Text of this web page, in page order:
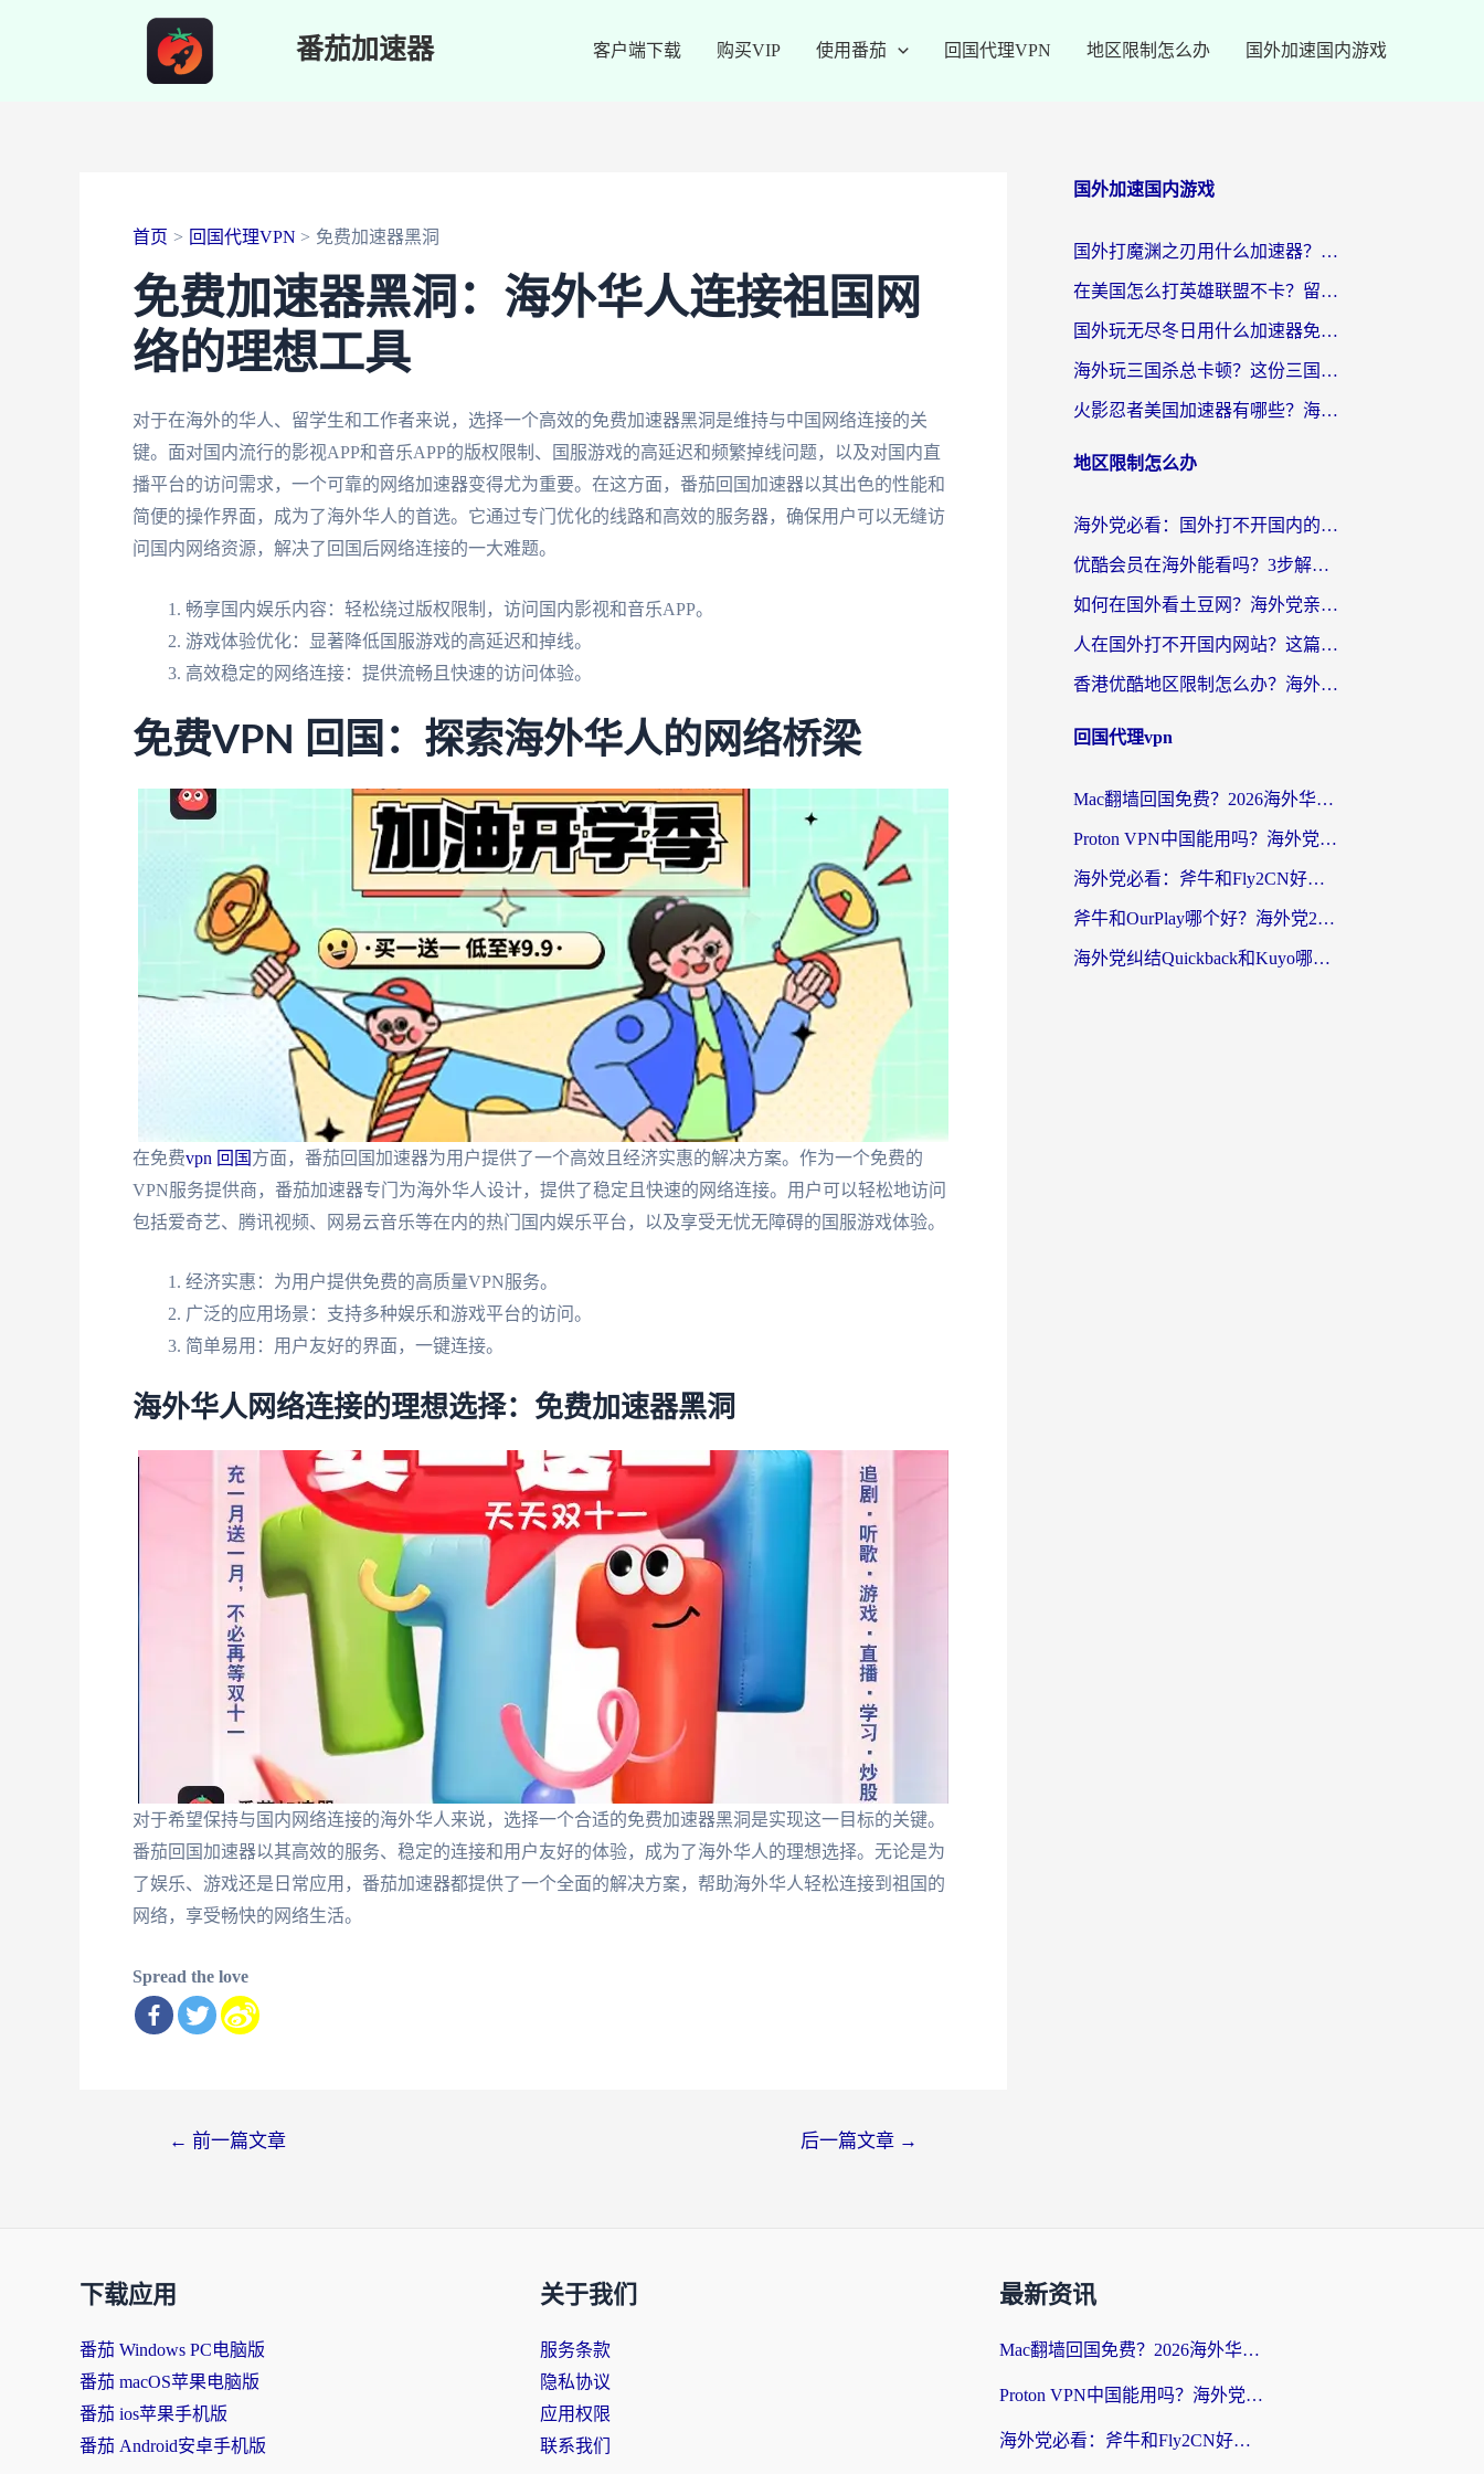
番茄加速器 客户端下载 购买VIP 使用番茄 回国代理VPN 地区限制怎么办 国外加速国内游戏
首页 回国代理VPN 免费加速器黑洞
免费加速器黑洞：海外华人连接祖国网
络的理想工具
对于在海外的华人、留学生和工作者来说，选择一个高效的免费加速器黑洞是维持与中国网络连接的关
键。面对国内流行的影视APP和音乐APP的版权限制、国服游戏的高延迟和频繁掉线问题，以及对国内直
播平台的访问需求，一个可靠的网络加速器变得尤为重要。在这方面，番茄回国加速器以其出色的性能和
简便的操作界面，成为了海外华人的首选。它通过专门优化的线路和高效的服务器，确保用户可以无缝访
问国内网络资源，解决了回国后网络连接的一大难题。
畅享国内娱乐内容：轻松绕过版权限制，访问国内影视和音乐APP。
游戏体验优化：显著降低国服游戏的高延迟和掉线。
高效稳定的网络连接：提供流畅且快速的访问体验。
免费VPN 回国：探索海外华人的网络桥梁
在免费vpn 回国 方面，番茄回国加速器为用户提供了一个高效且经济实惠的解决方案。作为一个免费的
VPN服务提供商，番茄加速器专门为海外华人设计，提供了稳定且快速的网络连接。用户可以轻松地访问
包括爱奇艺、腾讯视频、网易云音乐等在内的热门国内娱乐平台，以及享受无忧无障碍的国服游戏体验。
经济实惠：为用户提供免费的高质量VPN服务。
广泛的应用场景：支持多种娱乐和游戏平台的访问。
简单易用：用户友好的界面，一键连接。
海外华人网络连接的理想选择：免费加速器黑洞
对于希望保持与国内网络连接的海外华人来说，选择一个合适的免费加速器黑洞是实现这一目标的关键。
番茄回国加速器以其高效的服务、稳定的连接和用户友好的体验，成为了海外华人的理想选择。无论是为
了娱乐、游戏还是日常应用，番茄加速器都提供了一个全面的解决方案，帮助海外华人轻松连接到祖国的
网络，享受畅快的网络生活。
Spread the love
← 前一篇文章 后一篇文章 →
国外加速国内游戏
国外打魔渊之刃用什么加速器？2026海外玩家国服游戏加速全攻略（附闪耀暖暖&复苏的魔女避坑指南）
在美国怎么打英雄联盟不卡？留学生亲测的国服游戏加速全攻略
国外玩无尽冬日用什么加速器免费？海外党国服游戏加速避坑指南
海外玩三国杀总卡顿？这份三国杀游戏加速器指南帮你告别延迟烦恼
火影忍者美国加速器有哪些？海外党亲测的国服游戏加速全攻略（含菲律宾玩三国之刃守望黎明技巧）
地区限制怎么办
海外党必看：国外打不开国内的app怎么办？3步解决你的乡愁
优酷会员在海外能看吗？3步解决海外追剧难题，附实测好用加速器推荐
如何在国外看土豆网？海外党亲测有效的追剧加速器选择指南
人在国外打不开国内网站？这篇攻略帮你无缝解锁国内资源（附交管12123使用技巧）
香港优酷地区限制怎么办？海外党亲测有效的追剧解决方案
回国代理vpn
Mac翻墙回国免费？2026海外华人亲测：从CCTV5直播到国内APP，这样选加速器才靠谱
Proton VPN中国能用吗？海外党选回国加速器的避坑指南（附番茄加速器实测）
海外党必看：斧牛和Fly2CN好用吗？3招教你选对回国加速器（附免费试用攻略）
斧牛和OurPlay哪个好？海外党2026亲测：选对加速器，国内资源秒加载
海外党纠结Quickback和Kuyo哪个好？选对回国加速器才能无缝刷国内资源
下载应用
番茄 Windows PC电脑版
番茄 macOS苹果电脑版
番茄 ios苹果手机版
番茄 Android安卓手机版
关于我们
服务条款
隐私协议
应用权限
联系我们
最新资讯
Mac翻墙回国免费？2026海外华人亲测：从CCTV5直播到国内APP，这样选加速器才靠谱
Proton VPN中国能用吗？海外党选回国加速器的避坑指南（附番茄加速器实测）
海外党必看：斧牛和Fly2CN好用吗？3招教你选对回国加速器（附免费试用攻略）